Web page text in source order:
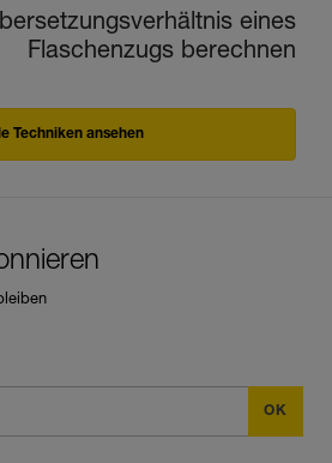
eines
Flaschenzugs berechnen
Techniken ansehen